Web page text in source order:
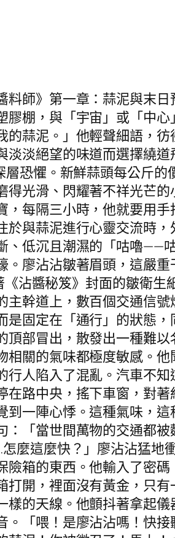
料師》第一章：蒜泥與末
膠棚，與「宇宙」或「中
的蒜泥。」他輕聲細語，
淡淡絕望的味道而選擇繞
層恐懼。新鮮蒜頭每公斤
得光滑、閃耀著不祥光芒
，每隔三小時，他就要用
於與蒜泥進行心靈交流時
、低沉且潮濕的「咕嚕——
。廖沾沾皺著眉頭，這嚴
《沾醬秘笈》封面的皺衛生
主幹道上，數百個交通信
是固定在「通行」的狀態
頂部冒出，散發出一種難
相關的氣味都極度敏感。
行人陷入了混亂。汽車不
在路中央，搖下車窗，對
到一陣心悸。這種氣味，
：「當世間萬物的交通都
怎麼這麼快？」廖沾沾猛
險箱的東西。他輸入了密
打開，裡面沒有黃金，只
樣的天線。他顫抖著拿起
。「喂！是廖沾沾嗎！快